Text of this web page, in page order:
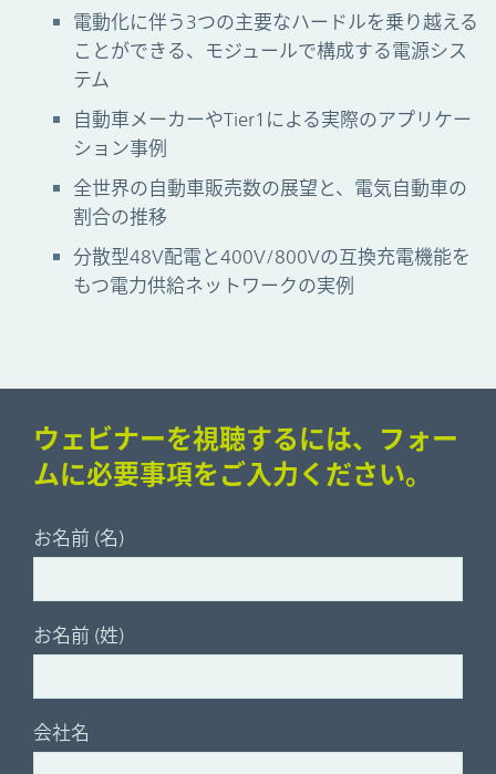
電動化に伴う3つの主要なハードルを乗り越える
ことができる、モジュールで構成する電源シス
テム
自動車メーカーやTier1による実際のアプリケー
ション事例
全世界の自動車販売数の展望と、電気自動車の
割合の推移
分散型48V配電と400V/800Vの互換充電機能を
もつ電力供給ネットワークの実例
ウェビナーを視聴するには、フォー
ムに必要事項をご入力ください。
お名前 (名)
お名前 (姓)
会社名